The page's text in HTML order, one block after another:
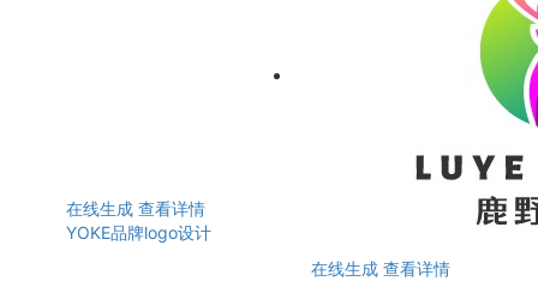
在线生成 查看详情
YOKE品牌logo设计
在线生成 查看详情